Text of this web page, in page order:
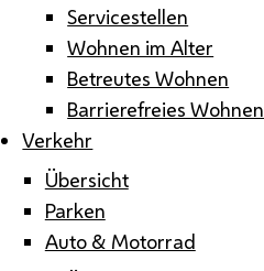
Servicestellen
Wohnen im Alter
Betreutes Wohnen
Barrierefreies Wohnen
Verkehr
Übersicht
Parken
Auto & Motorrad